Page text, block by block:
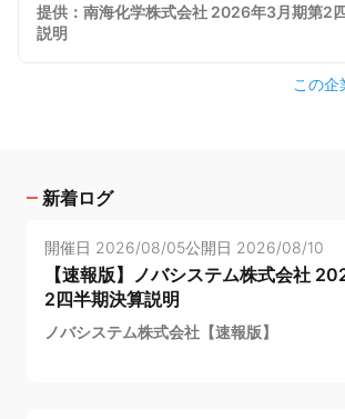
提供：南海化学株式会社 2026年3月期第2
説明
この企
新着ログ
開催日 2026/08/05公開日 2026/08/10
【速報版】ノバシステム株式会社
2四半期決算説明
ノバシステム株式会社【速報版】